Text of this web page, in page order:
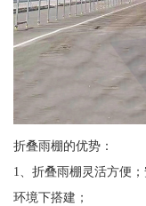
折叠雨棚的优势：
1、折叠雨棚灵活方便
环境下搭建；